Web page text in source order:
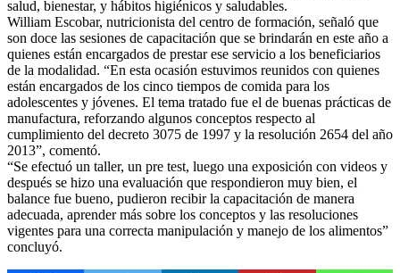
salud, bienestar, y hábitos higiénicos y saludables.
William Escobar, nutricionista del centro de formación, señaló que
son doce las sesiones de capacitación que se brindarán en este año a
quienes están encargados de prestar ese servicio a los beneficiarios
de la modalidad. “En esta ocasión estuvimos reunidos con quienes
están encargados de los cinco tiempos de comida para los
adolescentes y jóvenes. El tema tratado fue el de buenas prácticas de
manufactura, reforzando algunos conceptos respecto al
cumplimiento del decreto 3075 de 1997 y la resolución 2654 del año
2013”, comentó.
“Se efectuó un taller, un pre test, luego una exposición con videos y
después se hizo una evaluación que respondieron muy bien, el
balance fue bueno, pudieron recibir la capacitación de manera
adecuada, aprender más sobre los conceptos y las resoluciones
vigentes para una correcta manipulación y manejo de los alimentos”
concluyó.